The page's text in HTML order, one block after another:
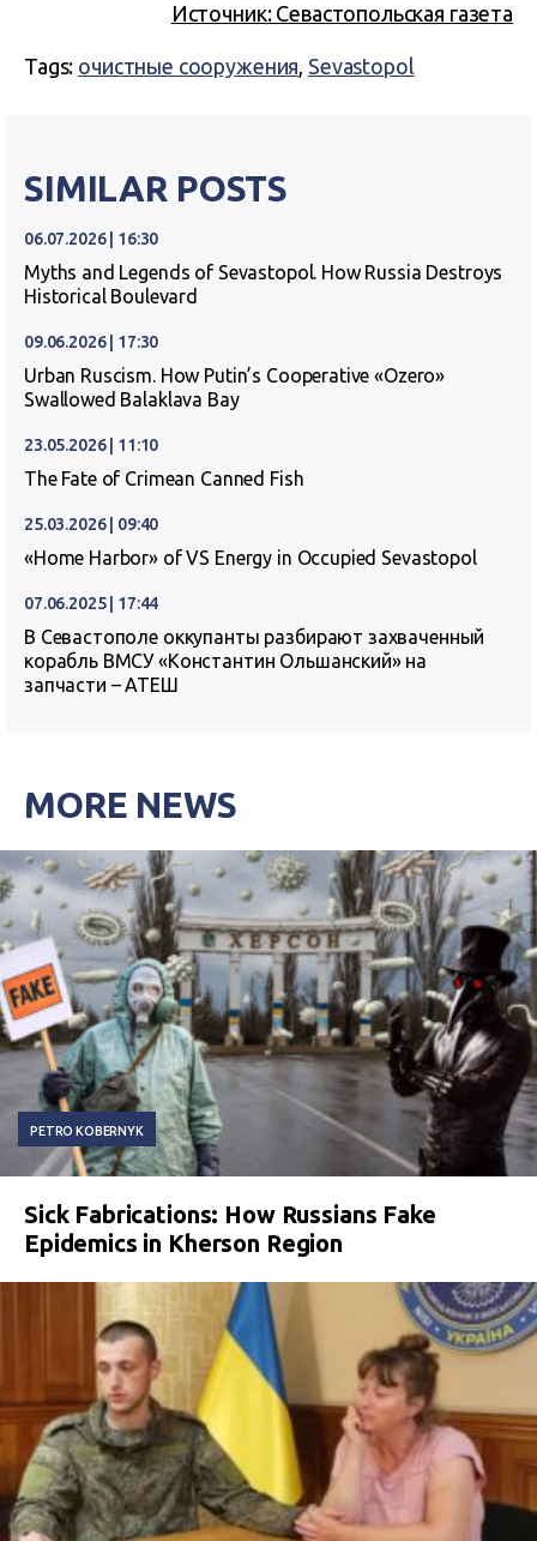
Источник: Севастопольская газета
Tags: очистные сооружения, Sevastopol
SIMILAR POSTS
06.07.2026 | 16:30
Myths and Legends of Sevastopol. How Russia Destroys
Historical Boulevard
09.06.2026 | 17:30
Urban Ruscism. How Putin’s Cooperative «Ozero»
Swallowed Balaklava Bay
23.05.2026 | 11:10
The Fate of Crimean Canned Fish
25.03.2026 | 09:40
«Home Harbor» of VS Energy in Occupied Sevastopol
07.06.2025 | 17:44
В Севастополе оккупанты разбирают захваченный
корабль ВМСУ «Константин Ольшанский» на
запчасти – АТЕШ
MORE NEWS
PETRO KOBERNYK
Sick Fabrications: How Russians Fake
Epidemics in Kherson Region